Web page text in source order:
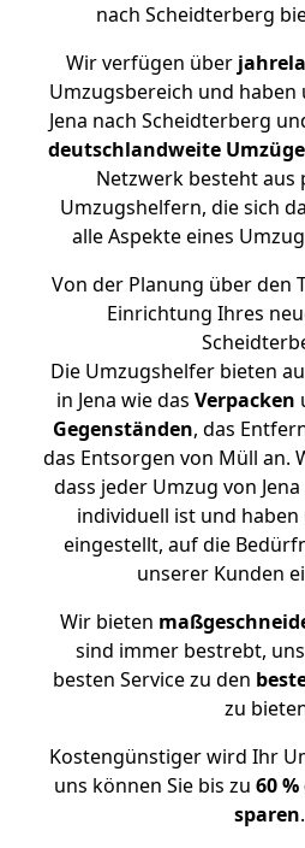
nach Scheidterberg
Wir verfügen über
Umzugsbereich und haben
Jena nach Scheidterberg
deutschlandweite
Netzwerk besteht aus
Umzugshelfern, die sich
alle Aspekte eines
Von der Planung über den
Einrichtung Ihres
Die Umzugshelfer bieten
in Jena wie das Verpacken
Gegenständen, das
das Entsorgen von Müll an.
dass jeder Umzug von
individuell ist und
eingestellt, auf die
unserer Kunden
Wir bieten
sind immer bestrebt,
besten Service zu den
zu
Kostengünstiger wird Ihr
uns können Sie bis zu 60
sparen.